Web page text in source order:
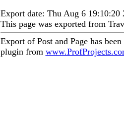
Export date: Thu Aug 6
This page was exported from
Export of Post and Page has
plugin from